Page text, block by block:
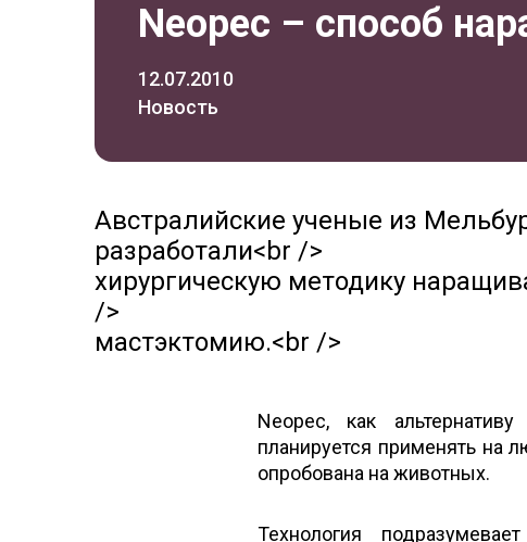
Neopec – способ
12.07.2010
Новость
Австралийские ученые из
разработали<br />
хирургическую методику
/>
мастэктомию.<br />
Neopec, как
планируется применять на
опробована на животных.
Технология